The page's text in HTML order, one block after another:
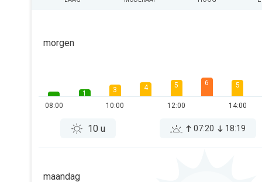
morgen
08:00
1
3
10:00
4 5
12:00
6 5
14:00
10 u 07:20 18:19
maandag